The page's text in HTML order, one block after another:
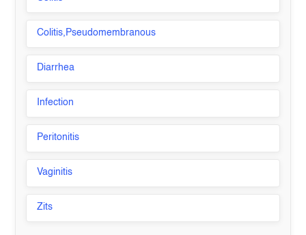
Colitis,Pseudomembranous
Diarrhea
Infection
Peritonitis
Vaginitis
Zits